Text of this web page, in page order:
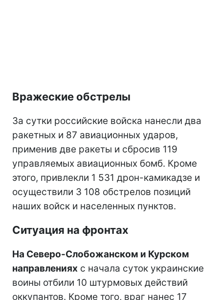
Вражеские обстрелы
За сутки российские войска нанесли два
ракетных и 87 авиационных ударов,
применив две ракеты и сбросив 119
управляемых авиационных бомб. Кроме
этого, привлекли 1 531 дрон-камикадзе и
осуществили 3 108 обстрелов позиций
наших войск и населенных пунктов.
Ситуация на фронтах
На Северо-Слобожанском и Курском
направлениях с начала суток украинские
воины отбили 10 штурмовых действий
оккупантов. Кроме того, враг нанес 17